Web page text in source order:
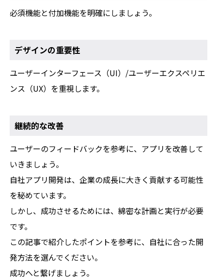
必須機能と付加機能を明確にしましょう。
デザインの重要性
ユーザーインターフェース（UI）/ユーザーエクスペリエ
ンス（UX）を重視します。
継続的な改善
ユーザーのフィードバックを参考に、アプリを改善して
いきましょう。
自社アプリ開発は、企業の成長に大きく貢献する可能性
を秘めています。
しかし、成功させるためには、綿密な計画と実行が必要
です。
この記事で紹介したポイントを参考に、自社に合った開
発方法を選んでください。
成功へと繋げましょう。